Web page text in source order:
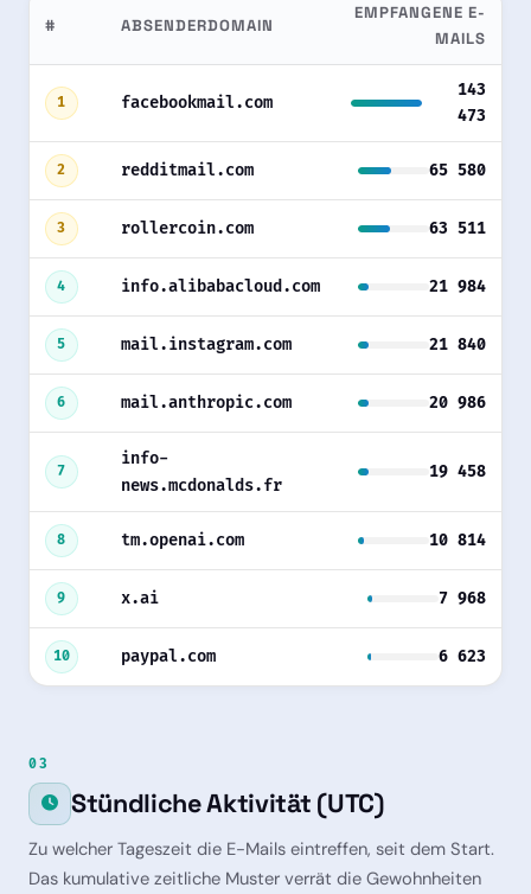
# ABSENDERDOMAIN
EMPFANGENE E-
MAILS
1 facebookmail.com
143
473
2 redditmail.com 65 580
3 rollercoin.com 63 511
4 info.alibabacloud.com 21 984
5 mail.instagram.com 21 840
6 mail.anthropic.com 20 986
7
info-
news.mcdonalds.fr
19 458
8 tm.openai.com 10 814
9 x.ai 7 968
10 paypal.com 6 623
03
Stündliche Aktivität (UTC)
Zu welcher Tageszeit die E-Mails eintreffen, seit dem Start.
Das kumulative zeitliche Muster verrät die Gewohnheiten